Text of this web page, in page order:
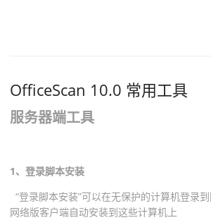
OfficeScan 10.0 常用工具
服务器端工具
1、登录脚本安装
“登录脚本安装”可以在无保护的计算机登录
网络版客户端自动安装到这些计算机上